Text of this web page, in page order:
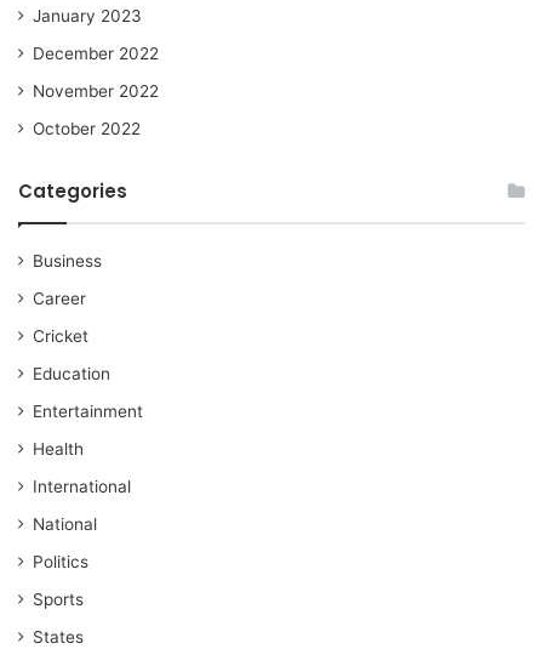
January 2023
December 2022
November 2022
October 2022
Categories
Business
Career
Cricket
Education
Entertainment
Health
International
National
Politics
Sports
States